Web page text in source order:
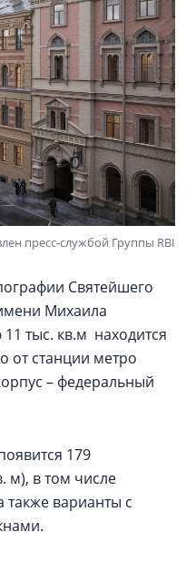
пресс-службой Группы RBI
Святейшего
Михаила
тыс. кв.м находится
от станции метро
– федеральный
179
м), в том числе
также варианты с